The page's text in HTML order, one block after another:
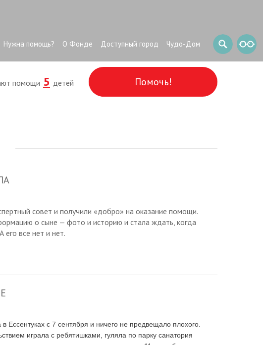
Нужна помощь? О Фонде Доступный город Чудо-Дом
помощи 5 детей Помочь!
совет и получили «добро» на оказание помощи.
о сыне — фото и историю и стала ждать, когда
его все нет и нет.
Ессентуках с 7 сентября и ничего не предвещало плохого.
играла с ребятишками, гуляла по парку санатория